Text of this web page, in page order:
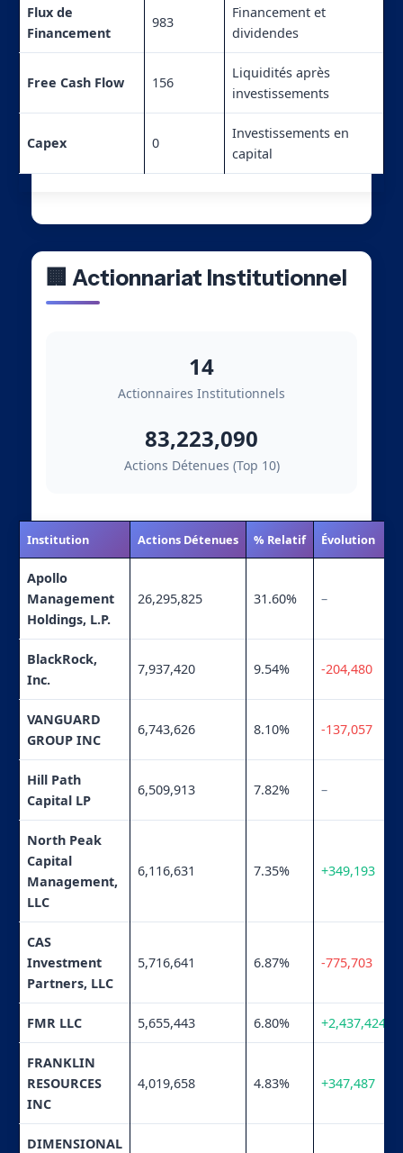
Flux de
Financement
983
Financement et
dividendes
Free Cash Flow 156
Liquidités après
investissements
Capex 0
Investissements en
capital
🏢 Actionnariat Institutionnel
14
Actionnaires Institutionnels
83,223,090
Actions Détenues (Top 10)
Institution Actions Détenues % Relatif Évolution
Apollo
Management
Holdings, L.P.
26,295,825 31.60% –
BlackRock,
Inc.
7,937,420 9.54% -204,480
VANGUARD
GROUP INC
6,743,626 8.10% -137,057
Hill Path
Capital LP
6,509,913 7.82% –
North Peak
Capital
Management,
LLC
6,116,631 7.35% +349,193
CAS
Investment
Partners, LLC
5,716,641 6.87% -775,703
FMR LLC 5,655,443 6.80% +2,437,424
FRANKLIN
RESOURCES
INC
4,019,658 4.83% +347,487
DIMENSIONAL